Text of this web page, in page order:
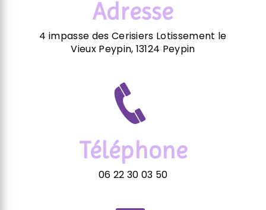
Adresse
4 impasse des Cerisiers Lotissement le
Vieux Peypin, 13124 Peypin
Téléphone
06 22 30 03 50